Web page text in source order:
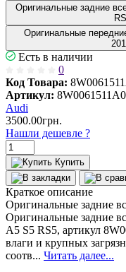
Оригинальные задние
Оригинальные
Есть в наличии
0
Код Товара:
Артикул:
Audi
3500.00грн.
Нашли дешевле ?
Купить
Краткое описание
Оригинальные задние
Оригинальные задние
A5 S5 RS5, артикул
влаги и крупных
соотв... Читать далее...